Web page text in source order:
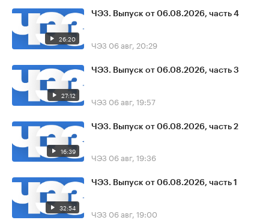
26:20
ЧЭЗ. Выпуск от 06.08.2026, часть 4
ЧЭЗ 06 авг, 20:29
27:12
ЧЭЗ. Выпуск от 06.08.2026, часть 3
ЧЭЗ 06 авг, 19:57
16:39
ЧЭЗ. Выпуск от 06.08.2026, часть 2
ЧЭЗ 06 авг, 19:36
32:54
ЧЭЗ. Выпуск от 06.08.2026, часть 1
ЧЭЗ 06 авг, 19:00